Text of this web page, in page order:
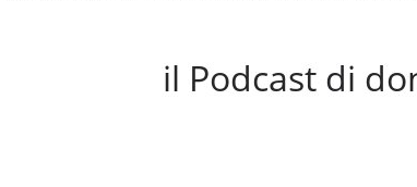
il Podcast di